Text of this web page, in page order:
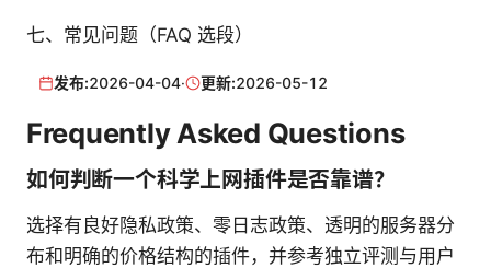
七、常见问题（FAQ 选段）
发布:2026-04-04· 更新:2026-05-12
Frequently Asked Questions
如何判断一个科学上网插件是否靠谱？
选择有良好隐私政策、零日志政策、透明的服务器分
布和明确的价格结构的插件，并参考独立评测与用户